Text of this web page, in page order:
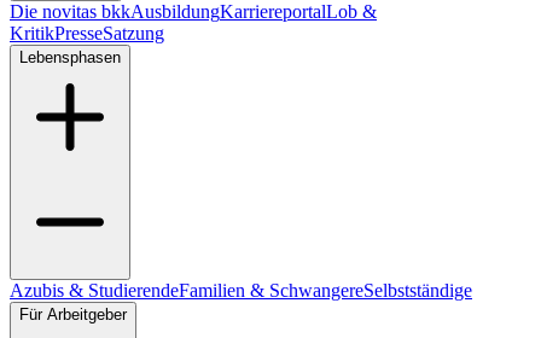
Die novitas bkkAusbildungKarriereportalLob &
KritikPresseSatzung
Lebensphasen
Azubis & StudierendeFamilien & SchwangereSelbstständige
Für Arbeitgeber